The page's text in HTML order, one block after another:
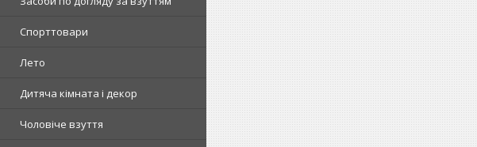
Спорттовари
Лето
Дитяча кімната і декор
Чоловіче взуття